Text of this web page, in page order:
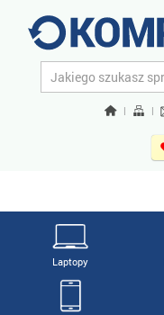
| |
Laptopy